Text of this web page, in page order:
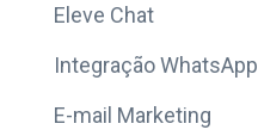
Eleve Chat
Integração WhatsApp
E-mail Marketing